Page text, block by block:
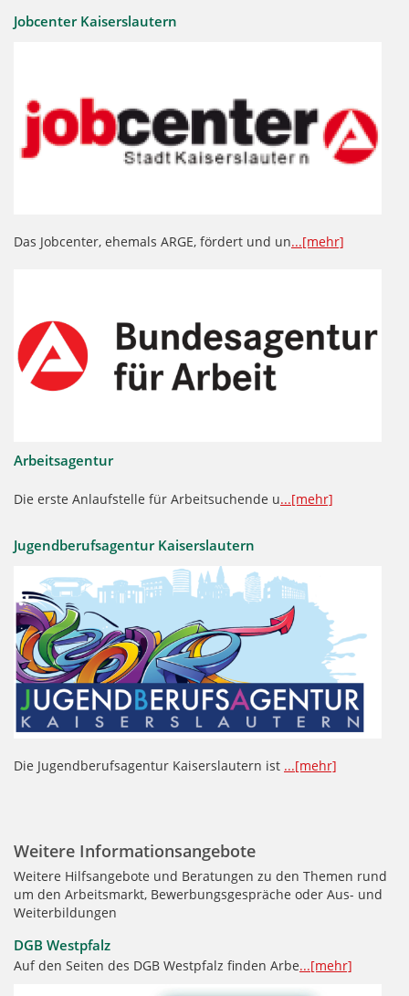
Jobcenter Kaiserslautern
Das Jobcenter, ehemals ARGE, fördert und un...[mehr]
Arbeitsagentur
Die erste Anlaufstelle für Arbeitsuchende u...[mehr]
Jugendberufsagentur Kaiserslautern
Die Jugendberufsagentur Kaiserslautern ist ...[mehr]
Weitere Informationsangebote
Weitere Hilfsangebote und Beratungen zu den Themen rund
um den Arbeitsmarkt, Bewerbungsgespräche oder Aus- und
Weiterbildungen
DGB Westpfalz
Auf den Seiten des DGB Westpfalz finden Arbe...[mehr]